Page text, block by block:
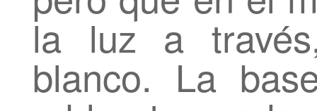
la luz a
blanco. La